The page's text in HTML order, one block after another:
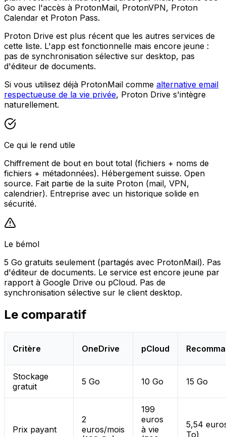
Go avec l'accès à ProtonMail, ProtonVPN, Proton
Calendar et Proton Pass.
Proton Drive est plus récent que les autres services de
cette liste. L'app est fonctionnelle mais encore jeune :
pas de synchronisation sélective sur desktop, pas
d'éditeur de documents.
Si vous utilisez déjà ProtonMail comme alternative email
respectueuse de la vie privée, Proton Drive s'intègre
naturellement.
Ce qui le rend utile
Chiffrement de bout en bout total (fichiers + noms de
fichiers + métadonnées). Hébergement suisse. Open
source. Fait partie de la suite Proton (mail, VPN,
calendrier). Entreprise avec un historique solide en
sécurité.
Le bémol
5 Go gratuits seulement (partagés avec ProtonMail). Pas
d'éditeur de documents. Le service est encore jeune par
rapport à Google Drive ou pCloud. Pas de
synchronisation sélective sur le client desktop.
Le comparatif
Critère OneDrive pCloud
Stockage
gratuit
5 Go 10 Go 15 Go
Prix payant
2
euros/mois
199
euros
à vie
5,54
To)